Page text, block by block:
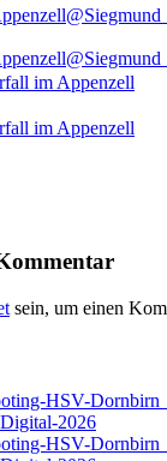
sein, um einen